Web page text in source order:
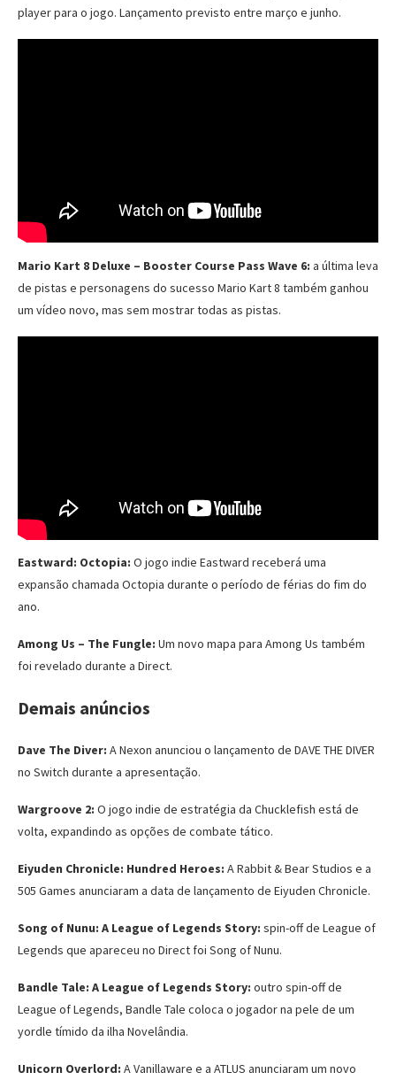
player para o jogo. Lançamento previsto entre março e junho.
Mario Kart 8 Deluxe – Booster Course Pass Wave 6: a última leva
de pistas e personagens do sucesso Mario Kart 8 também ganhou
um vídeo novo, mas sem mostrar todas as pistas.
Eastward: Octopia: O jogo indie Eastward receberá uma
expansão chamada Octopia durante o período de férias do fim do
ano.
Among Us – The Fungle: Um novo mapa para Among Us também
foi revelado durante a Direct.
Demais anúncios
Dave The Diver: A Nexon anunciou o lançamento de DAVE THE DIVER
no Switch durante a apresentação.
Wargroove 2: O jogo indie de estratégia da Chucklefish está de
volta, expandindo as opções de combate tático.
Eiyuden Chronicle: Hundred Heroes: A Rabbit & Bear Studios e a
505 Games anunciaram a data de lançamento de Eiyuden Chronicle.
Song of Nunu: A League of Legends Story: spin-off de League of
Legends que apareceu no Direct foi Song of Nunu.
Bandle Tale: A League of Legends Story: outro spin-off de
League of Legends, Bandle Tale coloca o jogador na pele de um
yordle tímido da ilha Novelândia.
Unicorn Overlord: A Vanillaware e a ATLUS anunciaram um novo